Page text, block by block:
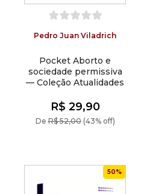
Pedro Juan Viladrich
Pocket Aborto e
sociedade permissiva
— Coleção Atualidades
DeR$ 52,00(43% off)
R$ 29,90
50%